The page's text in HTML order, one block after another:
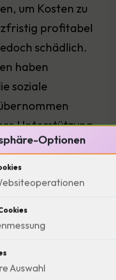
um Kosten zu
profitabel
schädlich.
haben
soziale
Unterstützung
gefunden (…)
Fair-Trade-
Gerechtigkeit
Mobotix
ihre Maßnahmen
Optionen
Auswahl